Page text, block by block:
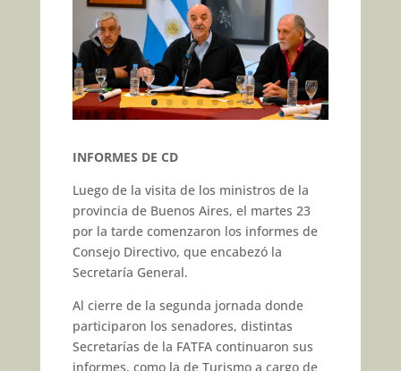
INFORMES DE CD
Luego de la visita de los ministros de la
provincia de Buenos Aires, el martes 23
por la tarde comenzaron los informes de
Consejo Directivo, que encabezó la
Secretaría General.
Al cierre de la segunda jornada donde
participaron los senadores, distintas
Secretarías de la FATFA continuaron sus
informes, como la de Turismo a cargo de